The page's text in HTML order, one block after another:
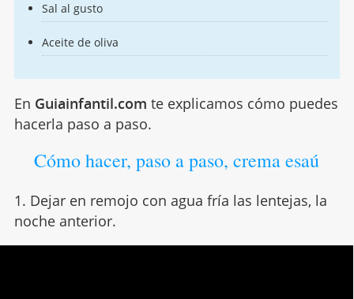
Sal al gusto
Aceite de oliva
En Guiainfantil.com te explicamos cómo puedes
hacerla paso a paso.
Cómo hacer, paso a paso, crema esaú
1. Dejar en remojo con agua fría las lentejas, la
noche anterior.